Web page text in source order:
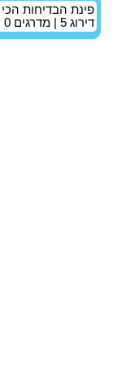
פינת הבדיחות
דירוג 5 | מדרגים 0